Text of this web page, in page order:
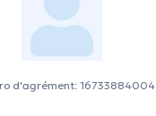
d'agrément: 16733884004